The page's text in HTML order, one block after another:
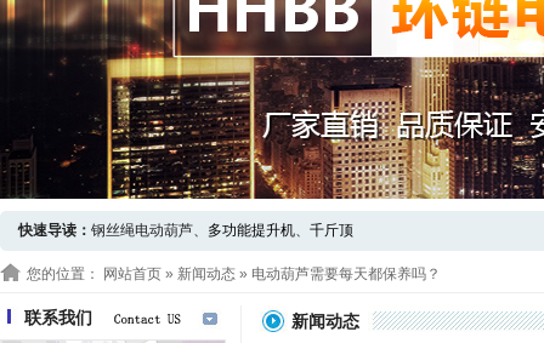
快速导读： 钢丝绳电动葫芦、 多功能提升机、 千斤顶
您的位置： 网站首页 » 新闻动态 » 电动葫芦需要每天都保养吗？
联系我们 新闻动态